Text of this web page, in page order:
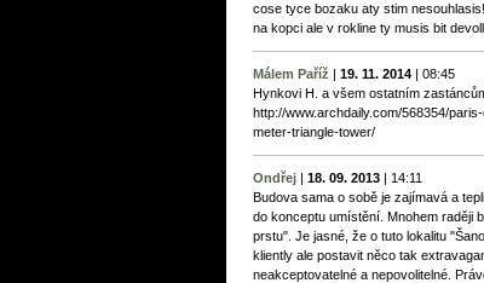
cose tyce bozaku aty stim
na kopci ale v rokline ty musis bit
Málem Paříž | 19. 11. 2014 | 08:45
Hynkovi H. a všem ostatním
http://www.archdaily.com/568354/
meter-triangle-tower/
Ondřej | 18. 09. 2013 | 14:11
Budova sama o sobě je zajímavá a
do konceptu umístění. Mnohem raději
prstu". Je jasné, že o tuto lokalitu
kliently ale postavit něco tak
neakceptovatelné a nepovolitelné.